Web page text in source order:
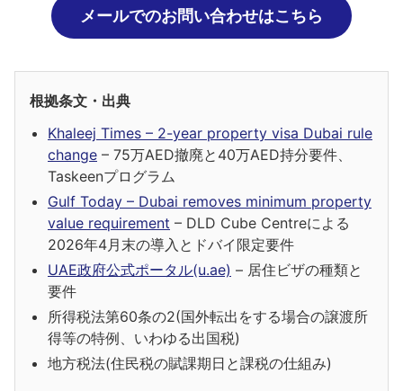
メールでのお問い合わせはこちら
根拠条文・出典
Khaleej Times – 2-year property visa Dubai rule
change – 75万AED撤廃と40万AED持分要件、
Taskeenプログラム
Gulf Today – Dubai removes minimum property
value requirement – DLD Cube Centreによる
2026年4月末の導入とドバイ限定要件
UAE政府公式ポータル(u.ae) – 居住ビザの種類と
要件
所得税法第60条の2(国外転出をする場合の譲渡所
得等の特例、いわゆる出国税)
地方税法(住民税の賦課期日と課税の仕組み)